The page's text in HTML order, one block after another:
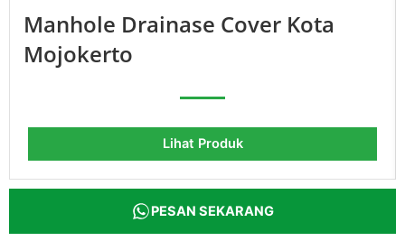
Manhole Drainase Cover Kota
Mojokerto
Lihat Produk
PESAN SEKARANG